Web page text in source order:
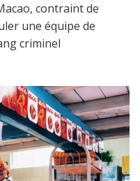
contraint de
une équipe de
criminel